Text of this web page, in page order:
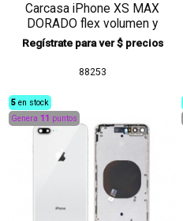
Carcasa iPhone XS MAX
DORADO flex volumen y
carga inalambrica
Regístrate para ver $ precios
88253
5 en stock
Genera 11 puntos